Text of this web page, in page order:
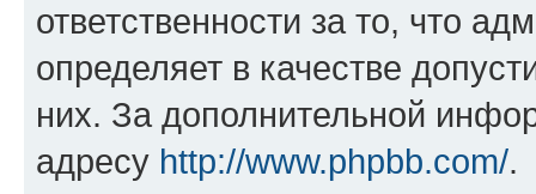
ответственности за то, что
определяет в качестве
них. За дополнительной
адресу http://www.phpbb.com/.